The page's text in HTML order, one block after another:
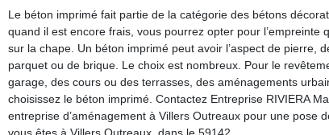
Le béton imprimé fait partie de la catégorie des bétons
quand il est encore frais, vous pourrez opter pour l’empreinte
sur la chape. Un béton imprimé peut avoir l’aspect de pierre,
parquet ou de brique. Le choix est nombreux. Pour le
garage, des cours ou des terrasses, des aménagements
choisissez le béton imprimé. Contactez Entreprise RIVIERA
entreprise d’aménagement à Villers Outreaux pour une pose